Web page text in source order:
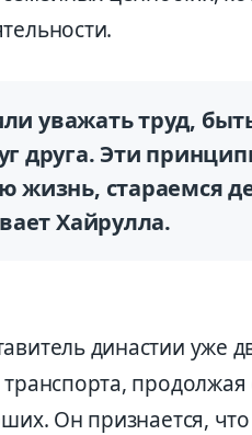
уважать труд,
друга. Эти
жизнь, стараемся
Хайрулла.
династии уже
Он признается,